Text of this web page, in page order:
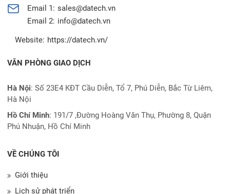
Email 1: sales@datech.vn
Email 2: info@datech.vn
Website: https://datech.vn/
VĂN PHÒNG GIAO DỊCH
Hà Nội: Số 23E4 KĐT Cầu Diễn, Tổ 7, Phú Diễn, Bắc Từ Liêm,
Hà Nội
Hồ Chí Minh: 191/7 ,Đường Hoàng Văn Thụ, Phường 8, Quận
Phú Nhuận, Hồ Chí Minh
VỀ CHÚNG TÔI
Giới thiệu
Lịch sử phát triển